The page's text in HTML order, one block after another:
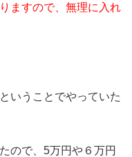
ますので、無理に入れ
いうことでやっていた
ので、5万円や６万円